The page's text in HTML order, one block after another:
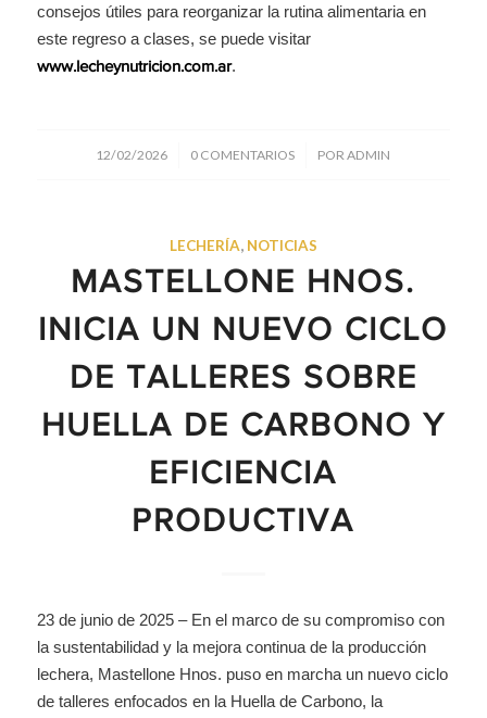
consejos útiles para reorganizar la rutina alimentaria en
este regreso a clases, se puede visitar
www.lecheynutricion.com.ar.
12/02/2026
/ 0 COMENTARIOS
/ PORADMIN
LECHERÍA, NOTICIAS
MASTELLONE HNOS.
INICIA UN NUEVO CICLO
DE TALLERES SOBRE
HUELLA DE CARBONO Y
EFICIENCIA
PRODUCTIVA
23 de junio de 2025 – En el marco de su compromiso con
la sustentabilidad y la mejora continua de la producción
lechera, Mastellone Hnos. puso en marcha un nuevo ciclo
de talleres enfocados en la Huella de Carbono, la